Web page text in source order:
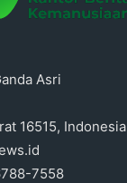
Asri
16515, Indonesia
7558